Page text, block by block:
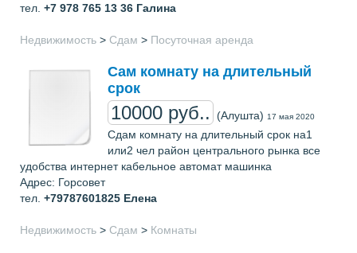
тел. +7 978 765 13 36 Галина
Недвижимость > Сдам > Посуточная аренда
Сам комнату на длительный
срок
10000 руб.. (Алушта) 17 мая 2020
Сдам комнату на длительный срок на1
или2 чел район центрального рынка все
удобства интернет кабельное автомат машинка
Адрес: Горсовет
тел. +79787601825 Елена
Недвижимость > Сдам > Комнаты